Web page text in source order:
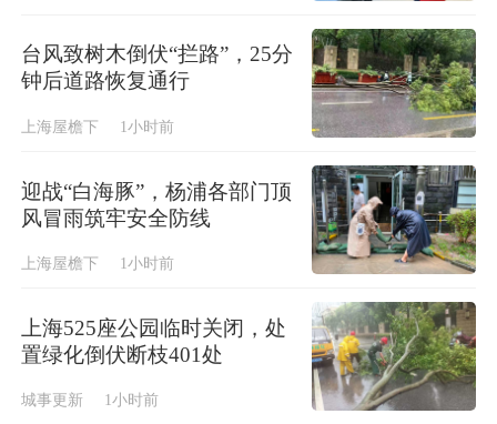
台风致树木倒伏“拦路”，25分
钟后道路恢复通行
上海屋檐下 1小时前
迎战“白海豚”，杨浦各部门顶
风冒雨筑牢安全防线
上海屋檐下 1小时前
上海525座公园临时关闭，处
置绿化倒伏断枝401处
城事更新 1小时前